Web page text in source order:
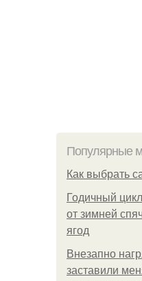
Популярные
Как выбрать
Годичный
от зимней
ягод
Внезапно
заставили